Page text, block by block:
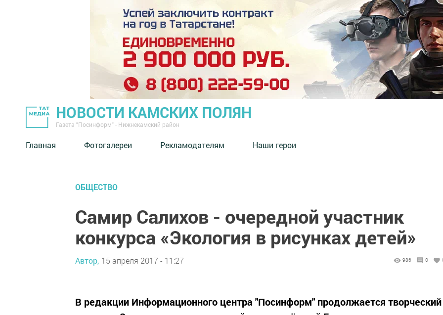
НОВОСТИ КАМСКИХ ПОЛЯН
Газета "Посинформ" - Нижнекамский район
Главная Фотогалереи Рекламодателям Наши герои
ОБЩЕСТВО
Самир Салихов - очередной участник
конкурса «Экология в рисунках детей»
Автор, 15 апреля 2017 - 11:27 986 0
В редакции Информационного центра "Посинформ" продолжается творческий